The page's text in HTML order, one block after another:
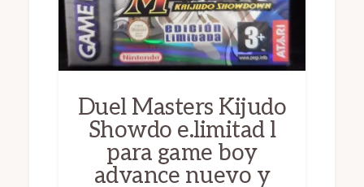
Duel Masters Kijudo
Showdo e.limitad l
para game boy
advance nuevo y